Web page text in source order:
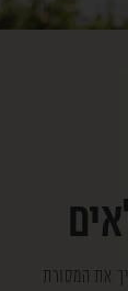
את המסורת